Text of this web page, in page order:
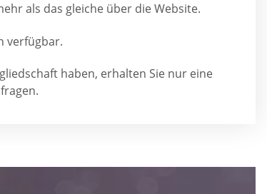
als das gleiche über die Website.
verfügbar.
haben, erhalten Sie nur eine